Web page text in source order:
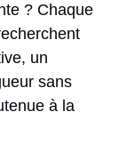
? Chaque
un
sans
à la